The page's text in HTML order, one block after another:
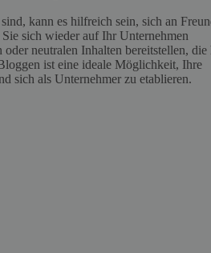
kann es hilfreich sein, sich an
sich wieder auf Ihr Unternehmen
neutralen Inhalten bereitstellen, die
ist eine ideale Möglichkeit, Ihre
sich als Unternehmer zu etablieren.